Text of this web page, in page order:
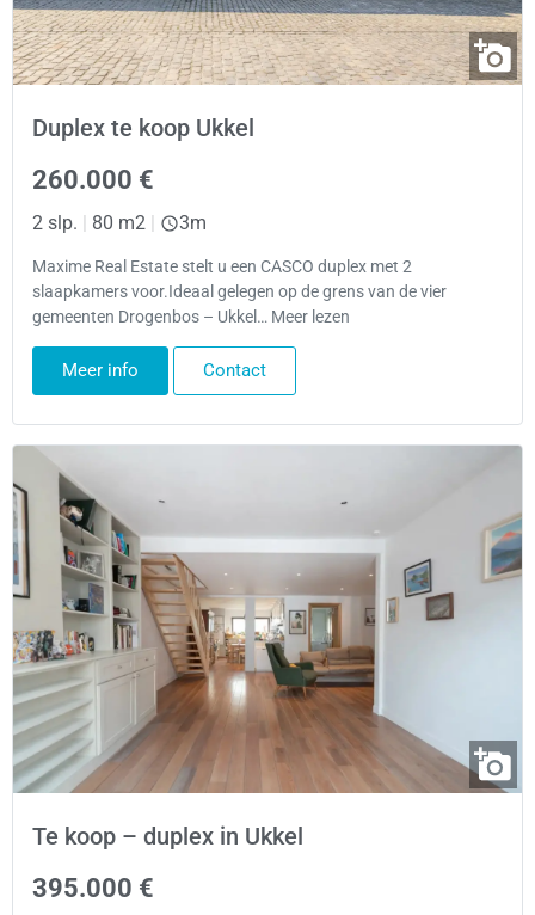
Duplex te koop Ukkel
260.000 €
2 slp. | 80 m2 | 3m
Maxime Real Estate stelt u een CASCO duplex met 2
slaapkamers voor.Ideaal gelegen op de grens van de vier
gemeenten Drogenbos – Ukkel… Meer lezen
Meer info Contact
Te koop – duplex in Ukkel
395.000 €